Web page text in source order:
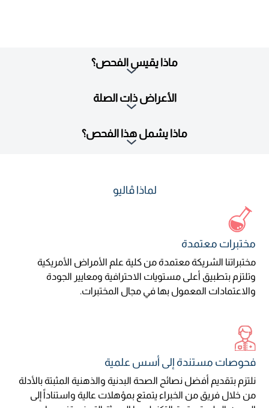
ماذا يقيس الفحص؟
الأعراض ذات الصلة
ماذا يشمل هذا الفحص؟
لماذا ڤاليو
مختبرات معتمدة
مختبراتنا الشريكة معتمدة من كلية علم الأمراض الأمريكية
وتلتزم بتطبيق أعلى مستويات الاحترافية ومعايير الجودة
والاعتمادات المعمول بها في مجال المختبرات.
فحوصات مستندة إلى أسس علمية
نلتزم بتقديم أفضل نصائح الصحة البدنية والذهنية المثبتة بالأدلة
من خلال فريق من الخبراء يتمتع بمؤهلات عالية واستناداً إلى